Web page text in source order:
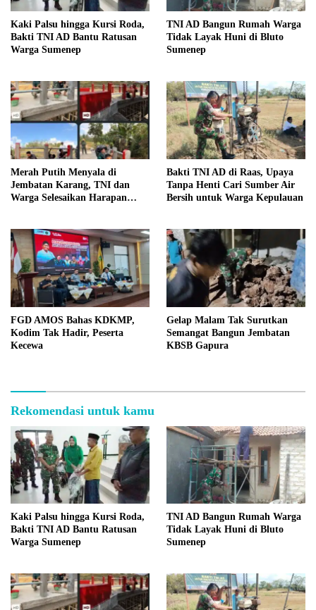
Kaki Palsu hingga Kursi Roda,
Bakti TNI AD Bantu Ratusan
Warga Sumenep
TNI AD Bangun Rumah Warga
Tidak Layak Huni di Bluto
Sumenep
Merah Putih Menyala di
Jembatan Karang, TNI dan
Warga Selesaikan Harapan
Bakti TNI AD di Raas, Upaya
Tanpa Henti Cari Sumber Air
Bersih untuk Warga Kepulauan
FGD AMOS Bahas KDKMP,
Kodim Tak Hadir, Peserta
Kecewa
Gelap Malam Tak Surutkan
Semangat Bangun Jembatan
KBSB Gapura
Rekomendasi untuk kamu
Kaki Palsu hingga Kursi Roda,
Bakti TNI AD Bantu Ratusan
Warga Sumenep
TNI AD Bangun Rumah Warga
Tidak Layak Huni di Bluto
Sumenep